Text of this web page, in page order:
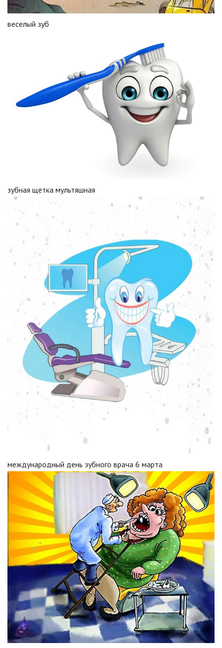
веселый зуб
зубная щетка мультяшная
международный день зубного врача 6 марта